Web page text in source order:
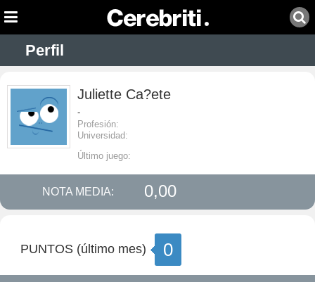
Perfil
Juliette Ca?ete
-
Profesión:
Universidad:
Último juego:
NOTA MEDIA: 0,00
PUNTOS (último mes) 0